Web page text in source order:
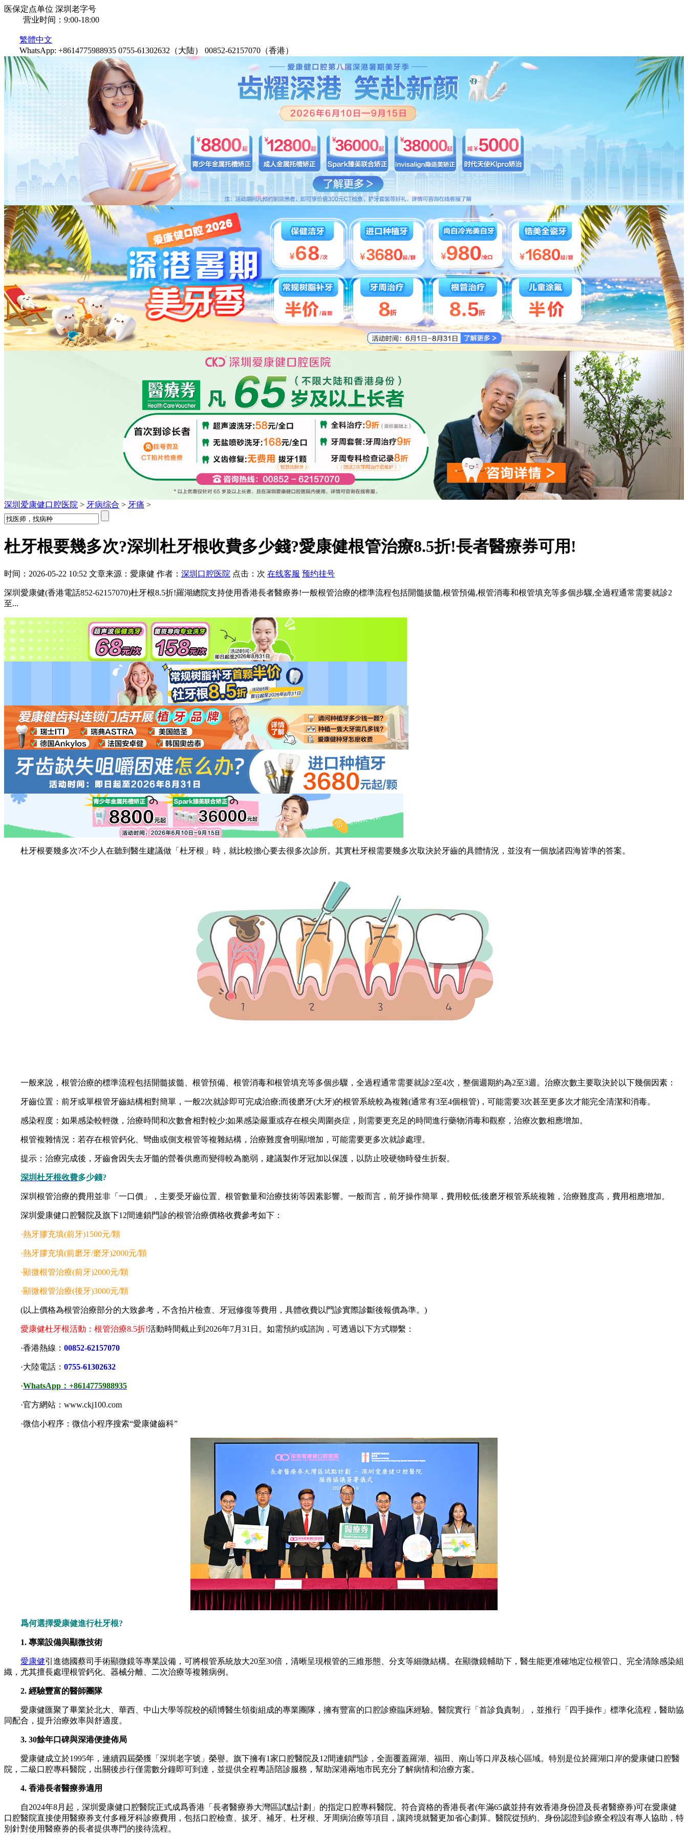
医保定点单位 深圳老字号
营业时间：9:00-18:00
繁體中文
WhatsApp: +8614775988935 0755-61302632（大陆） 00852-62157070（香港）
深圳爱康健口腔医院 > 牙病综合 > 牙痛 >
杜牙根要幾多次?深圳杜牙根收費多少錢?愛康健根管治療8.5折!長者醫療券可用!
时间：2026-05-22 10:52 文章来源：愛康健 作者： 深圳口腔医院 点击： 次 在线客服 预约挂号
深圳愛康健(香港電話852-62157070)杜牙根8.5折!羅湖總院支持使用香港長者醫療券!一般根管治療的標準流程包括開髓拔髓,根管預備,根管消毒和根管填充等多個步驟,全過程通常需要就診2
至...
杜牙根要幾多次?不少人在聽到醫生建議做「杜牙根」時，就比較擔心要去很多次診所。其實杜牙根需要幾多次取決於牙齒的具體情況，並沒有一個放諸四海皆準的答案。
一般來說，根管治療的標準流程包括開髓拔髓、根管預備、根管消毒和根管填充等多個步驟，全過程通常需要就診2至4次，整個週期約為2至3週。治療次數主要取決於以下幾個因素：
牙齒位置：前牙或單根管牙齒結構相對簡單，一般2次就診即可完成治療;而後磨牙(大牙)的根管系統較為複雜(通常有3至4個根管)，可能需要3次甚至更多次才能完全清潔和消毒。
感染程度：如果感染較輕微，治療時間和次數會相對較少;如果感染嚴重或存在根尖周圍炎症，則需要更充足的時間進行藥物消毒和觀察，治療次數相應增加。
根管複雜情況：若存在根管鈣化、彎曲或側支根管等複雜結構，治療難度會明顯增加，可能需要更多次就診處理。
提示：治療完成後，牙齒會因失去牙髓的營養供應而變得較為脆弱，建議製作牙冠加以保護，以防止咬硬物時發生折裂。
深圳杜牙根收費多少錢?
深圳根管治療的費用並非「一口價」，主要受牙齒位置、根管數量和治療技術等因素影響。一般而言，前牙操作簡單，費用較低;後磨牙根管系統複雜，治療難度高，費用相應增加。
深圳愛康健口腔醫院及旗下12間連鎖門診的根管治療價格收費參考如下：
·熱牙膠充填(前牙)1500元/顆
·熱牙膠充填(前磨牙/磨牙)2000元/顆
·顯微根管治療(前牙)2000元/顆
·顯微根管治療(後牙)3000元/顆
(以上價格為根管治療部分的大致參考，不含拍片檢查、牙冠修復等費用，具體收費以門診實際診斷後報價為準。)
愛康健杜牙根活動：根管治療8.5折!活動時間截止到2026年7月31日。如需預約或諮詢，可透過以下方式聯繫：
·香港熱線： 00852-62157070
·大陸電話： 0755-61302632
·WhatsApp：+8614775988935
·官方網站：www.ckj100.com
·微信小程序：微信小程序搜索“愛康健齒科”
爲何選擇愛康健進行杜牙根?
1. 專業設備與顯微技術
愛康健引進德國蔡司手術顯微鏡等專業設備，可將根管系統放大20至30倍，清晰呈現根管的三維形態、分支等細微結構。在顯微鏡輔助下，醫生能更准確地定位根管口、完全清除感染組
織，尤其擅長處理根管鈣化、器械分離、二次治療等複雜病例。
2. 經驗豐富的醫師團隊
愛康健匯聚了畢業於北大、華西、中山大學等院校的碩博醫生領銜組成的專業團隊，擁有豐富的口腔診療臨床經驗。醫院實行「首診負責制」，並推行「四手操作」標準化流程，醫助協
同配合，提升治療效率與舒適度。
3. 30餘年口碑與深港便捷佈局
愛康健成立於1995年，連續四屆榮獲「深圳老字號」榮譽。旗下擁有1家口腔醫院及12間連鎖門診，全面覆蓋羅湖、福田、南山等口岸及核心區域。特別是位於羅湖口岸的愛康健口腔醫
院，二級口腔專科醫院，出關後步行僅需數分鐘即可到達，並提供全程粵語陪診服務，幫助深港兩地市民充分了解病情和治療方案。
4. 香港長者醫療券適用
自2024年8月起，深圳愛康健口腔醫院正式成爲香港「長者醫療券大灣區試點計劃」的指定口腔專科醫院。符合資格的香港長者(年滿65歲並持有效香港身份證及長者醫療券)可在愛康健
口腔醫院直接使用醫療券支付多種牙科診療費用，包括口腔檢查、拔牙、補牙、杜牙根、牙周病治療等項目，讓跨境就醫更加省心劃算。醫院從預約、身份認證到診療全程設有專人協助，特
別針對使用醫療券的長者提供專門的接待流程。